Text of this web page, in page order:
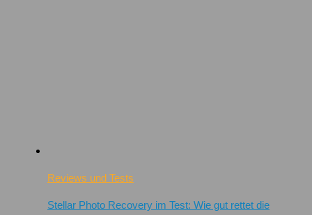
Reviews und Tests
Stellar Photo Recovery im Test: Wie gut rettet die